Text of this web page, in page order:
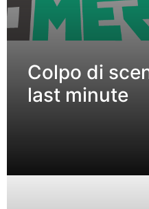
Colpo di
last minute